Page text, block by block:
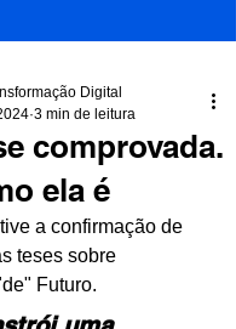
comprovada.
ela é
Digital
3 min de leitura
a confirmação de
teses sobre
Futuro.